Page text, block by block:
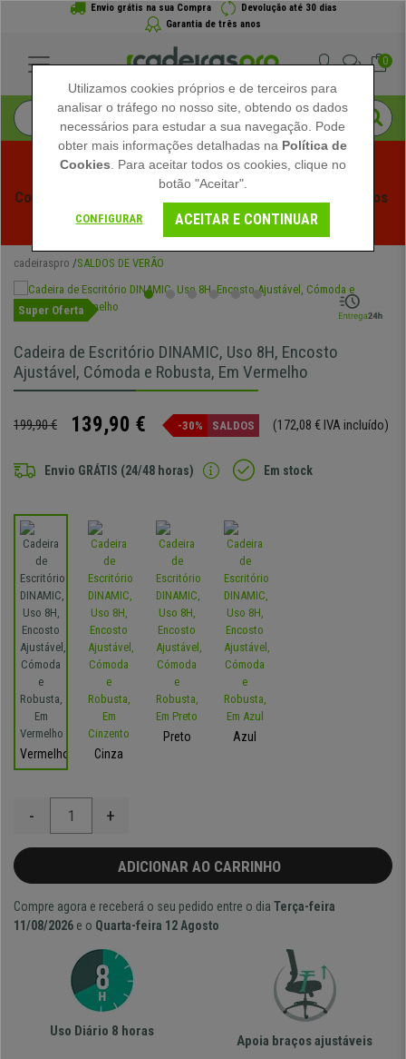
Envio grátis na sua Compra
Devolução até 30 dias
Garantia de três anos
0
Começam os Saldos de Verão em Cadeiraspro! Descontos
Exclusivos por Tempo Limitado - Ver Promoção
cadeiraspro SALDOS DE VERÃO
Super Oferta
Cadeira de Escritório DINAMIC, Uso 8H, Encosto
Ajustável, Cómoda e Robusta, Em Vermelho
199,90 € 139,90 € -30% SALDOS (172,08 € IVA incluído)
Envio GRÁTIS (24/48 horas) Em stock
Vermelho Cinza
Preto Azul
- +
ADICIONAR AO CARRINHO
Compre agora e receberá o seu pedido entre o dia Terça-feira
11/08/2026 e o Quarta-feira 12 Agosto
Uso Diário 8 horas
Apoia braços ajustáveis
Utilizamos cookies próprios e de terceiros para
analisar o tráfego no nosso site, obtendo os dados
necessários para estudar a sua navegação. Pode
obter mais informações detalhadas na Política de
Cookies . Para aceitar todos os cookies, clique no
botão "Aceitar".
CONFIGURAR ACEITAR E CONTINUAR